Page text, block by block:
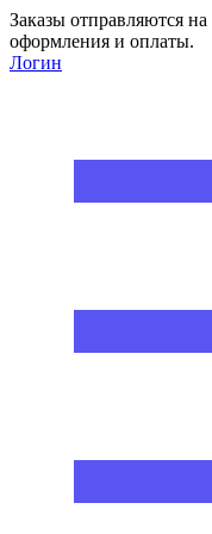
Заказы отправляются
оформления и оплаты.
Логин